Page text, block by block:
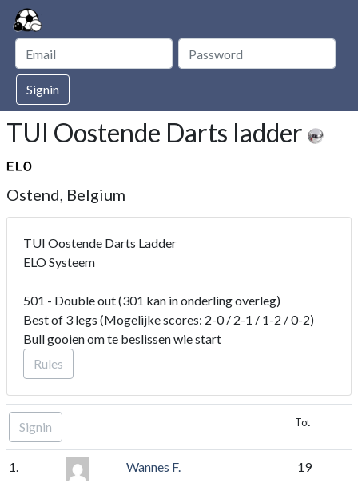
Signin
TUI Oostende Darts ladder
Ostend, Belgium
TUI Oostende Darts Ladder
ELO Systeem
501 - Double out (301 kan in onderling overleg)
Best of 3 legs (Mogelijke scores: 2-0 / 2-1 / 1-2 / 0-2)
Bull gooien om te beslissen wie start
Rules
Signin Tot
1. Wannes F. 19